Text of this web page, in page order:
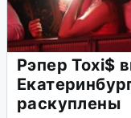
Рэпер Toxi$
раскуплены